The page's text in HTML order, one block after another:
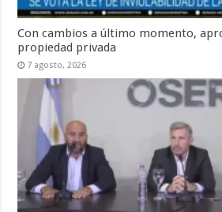
Con cambios a último momento,
propiedad privada
7 agosto, 2026